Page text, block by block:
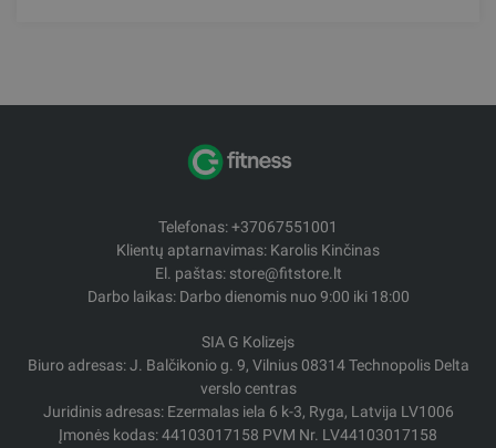
Telefonas: +37067551001
Klientų aptarnavimas: Karolis Kinčinas
El. paštas: store@fitstore.lt
Darbo laikas: Darbo dienomis nuo 9:00 iki 18:00
SIA G Kolizejs
Biuro adresas: J. Balčikonio g. 9, Vilnius 08314 Technopolis Delta
verslo centras
Juridinis adresas: Ezermalas iela 6 k-3, Ryga, Latvija LV1006
Įmonės kodas: 44103017158 PVM Nr. LV44103017158